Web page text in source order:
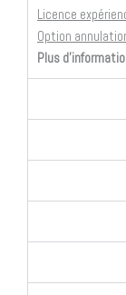
Licence
Option
Plus